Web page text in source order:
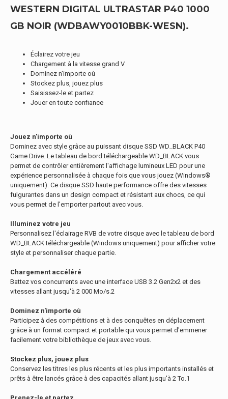
WESTERN DIGITAL ULTRASTAR P40 1000
GB NOIR (WDBAWY0010BBK-WESN).
Éclairez votre jeu
Chargement à la vitesse grand V
Dominez n'importe où
Stockez plus, jouez plus
Saisissez-le et partez
Jouer en toute confiance
Jouez n'importe où
Dominez avec style grâce au puissant disque SSD WD_BLACK P40
Game Drive. Le tableau de bord téléchargeable WD_BLACK vous
permet de contrôler entièrement l'affichage lumineux LED pour une
expérience personnalisée à chaque fois que vous jouez (Windows®
uniquement). Ce disque SSD haute performance offre des vitesses
fulgurantes dans un design compact et résistant aux chocs, ce qui
vous permet de l'emporter partout avec vous.
Illuminez votre jeu
Personnalisez l'éclairage RVB de votre disque avec le tableau de bord
WD_BLACK téléchargeable (Windows uniquement) pour afficher votre
style et personnaliser chaque partie.
Chargement accéléré
Battez vos concurrents avec une interface USB 3.2 Gen2x2 et des
vitesses allant jusqu'à 2 000 Mo/s.2
Dominez n'importe où
Participez à des compétitions et à des conquêtes en déplacement
grâce à un format compact et portable qui vous permet d'emmener
facilement votre bibliothèque de jeux avec vous.
Stockez plus, jouez plus
Conservez les titres les plus récents et les plus importants installés et
prêts à être lancés grâce à des capacités allant jusqu'à 2 To.1